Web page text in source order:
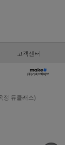
고객센터
정 듀클래스)